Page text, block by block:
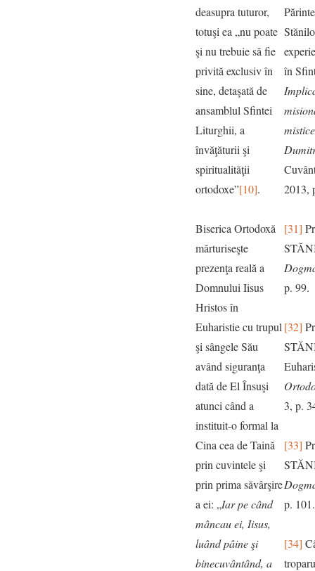
deasupra tuturor,
totuşi ea „nu poate
şi nu trebuie să fie
privită exclusiv în
sine, detaşată de
ansamblul Sfintei
Liturghii, a
învăţăturii şi
spiritualităţii
ortodoxe”[10].
Biserica Ortodoxă
mărturiseşte
prezenţa reală a
Domnului Iisus
Hristos în
Euharistie cu trupul
şi sângele Său
având siguranţa
dată de El Însuşi
atunci când a
instituit-o formal la
Cina cea de Taină
prin cuvintele şi
prin prima săvârşire
a ei: „Iar pe când
mâncau ei, Iisus,
luând pâine şi
binecuvântând, a
în
2013,
[31]
p. 99.
[32]
3, p.
[33]
p. 101.
[34]